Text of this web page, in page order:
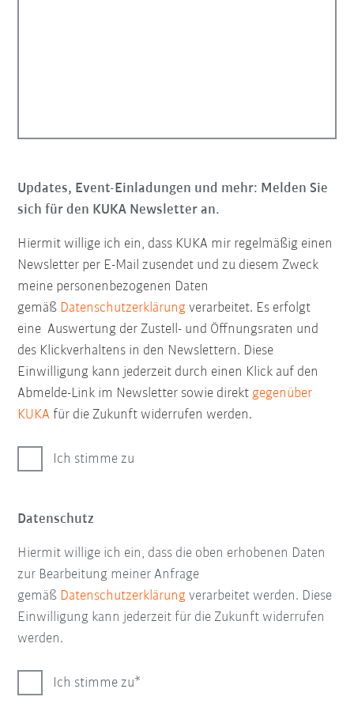
Updates, Event-Einladungen und mehr: Melden Sie
sich für den KUKA Newsletter an.
Hiermit willige ich ein, dass KUKA mir regelmäßig einen
Newsletter per E-Mail zusendet und zu diesem Zweck
meine personenbezogenen Daten
gemäß Datenschutzerklärung verarbeitet. Es erfolgt
eine Auswertung der Zustell- und Öffnungsraten und
des Klickverhaltens in den Newslettern. Diese
Einwilligung kann jederzeit durch einen Klick auf den
Abmelde-Link im Newsletter sowie direktgegenüber
KUKA für die Zukunft widerrufen werden.
Ich stimme zu
Datenschutz
Hiermit willige ich ein, dass die oben erhobenen Daten
zur Bearbeitung meiner Anfrage
gemäß Datenschutzerklärung verarbeitet werden. Diese
Einwilligung kann jederzeit für die Zukunft widerrufen
werden.
Ich stimme zu